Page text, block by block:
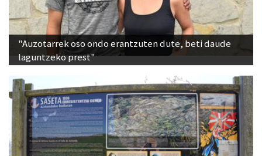
"Auzotarrek oso ondo erantzuten dute, beti daude
laguntzeko prest"